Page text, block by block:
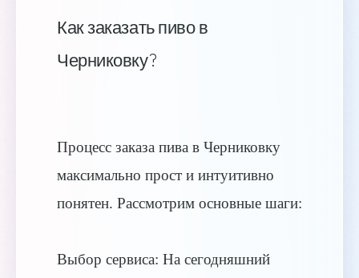
Как заказать пиво в
Черниковку?
Процесс заказа пива в Черниковку
максимально прост и интуитивно
понятен. Рассмотрим основные шаги:
Выбор сервиса: На сегодняшний